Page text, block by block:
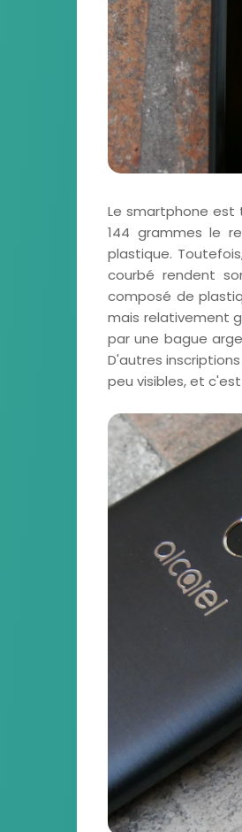
Le smartphone est
144 grammes le
plastique.
courbé rendent
composé de
mais relativement
par une bague
D'autres
peu visibles, et